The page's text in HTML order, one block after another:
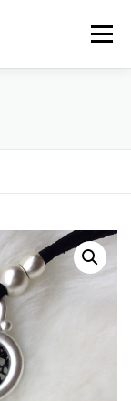
Menú
RELIGIOSO